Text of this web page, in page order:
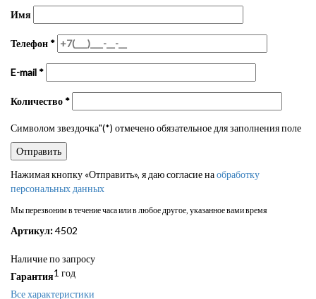
Имя
Телефон *
E-mail *
Количество *
Символом звездочка"(*) отмечено обязательное для заполнения поле
Нажимая кнопку «Отправить», я даю согласие наобработку
персональных данных
Мы перезвоним в течение часа или в любое другое, указанное вами время
Артикул:4502
Наличие по запросу
Гарантия1 год
Все характеристики